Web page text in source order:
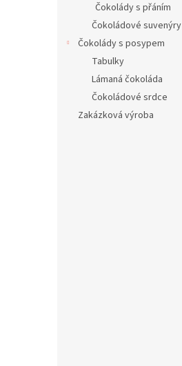
Čokolády s přáním
Čokoládové suvenýry
Čokolády s posypem
Tabulky
Lámaná čokoláda
Čokoládové srdce
Zakázková výroba